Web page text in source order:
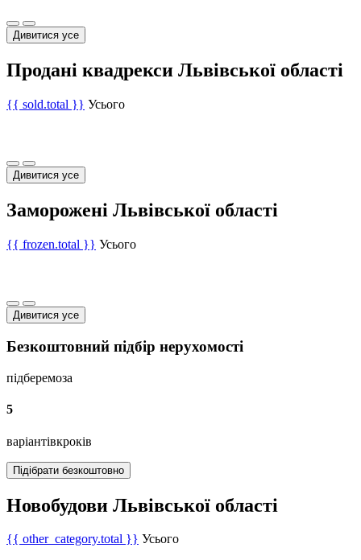
Дивитися усе
Продані квадрекси Львівської області
{{ sold.total }} Усього
Дивитися усе
Заморожені Львівської області
{{ frozen.total }} Усього
Дивитися усе
Безкоштовний підбір нерухомості
підберемоза
5
варіантівкроків
Підібрати безкоштовно
Новобудови Львівської області
{{ other_category.total }} Усього